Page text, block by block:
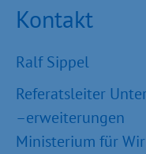
Kontakt
Ralf Sippel
Referatsleiter
–erweiterungen
Ministerium für